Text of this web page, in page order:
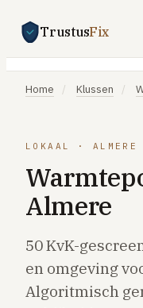
TrustusFix
Klussen
SPOED 24/7
CV-storing
Warmtepomp-storing
Lekkage
Home / Klussen /
LOKAAL · ALMERE
Almere
50 KvK-
en omgeving
Algoritmisch